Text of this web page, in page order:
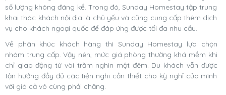
số lượng không đáng kể. Trong đó, Sunday Homestay tập trung
khai thác khách nội địa là chủ yếu và cũng cung cấp thêm dịch
vụ cho khách ngoại quốc để đáp ứng được tối đa nhu cầu.
Về phân khúc khách hàng thì Sunday Homestay lựa chọn
nhóm trung cấp. Vậy nên, mức giá phòng thường khá mềm khi
chỉ giao động từ vài trăm nghìn một đêm. Du khách vẫn được
tận hưởng đầy đủ các tiện nghi cần thiết cho kỳ nghỉ của mình
với giá cả vô cùng phải chăng.